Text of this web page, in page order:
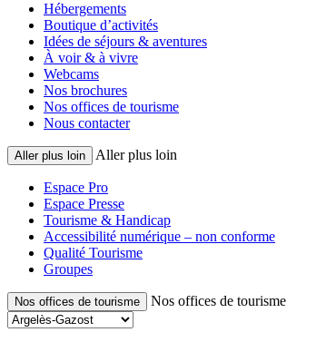
Hébergements
Boutique d’activités
Idées de séjours & aventures
À voir & à vivre
Webcams
Nos brochures
Nos offices de tourisme
Nous contacter
Aller plus loin Aller plus loin
Espace Pro
Espace Presse
Tourisme & Handicap
Accessibilité numérique – non conforme
Qualité Tourisme
Groupes
Nos offices de tourisme Nos offices de tourisme